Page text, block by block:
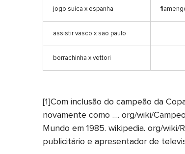
jogo suica x espanha
assistir vasco x sao paulo
borrachinha x vettori
[1]Com inclusão do campeão da
novamente como …. org/wiki/
Mundo em 1985. wikipedia. org/
publicitário e apresentador de